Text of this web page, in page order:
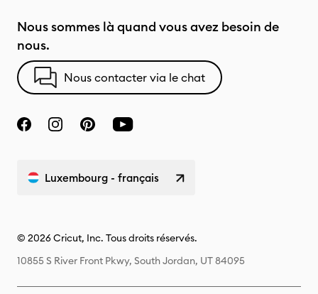
Nous sommes là quand vous avez besoin de
nous.
Nous contacter via le chat
Luxembourg - français
© 2026 Cricut, Inc. Tous droits réservés.
10855 S River Front Pkwy, South Jordan, UT 84095